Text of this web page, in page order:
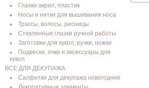
Глазки акрил, пластик
Носы и нитки для вышивания носа
Трэссы, волосы, ресницы
Стеклянные глазки ручной работы
Заготовки для кукол, ручки, ножки
Подвески, очки и аксессуары для
кукол
ВСЕ ДЛЯ ДЕКУПАЖА
Салфетки для декупажа новогодние